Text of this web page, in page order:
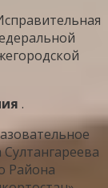
.
Района